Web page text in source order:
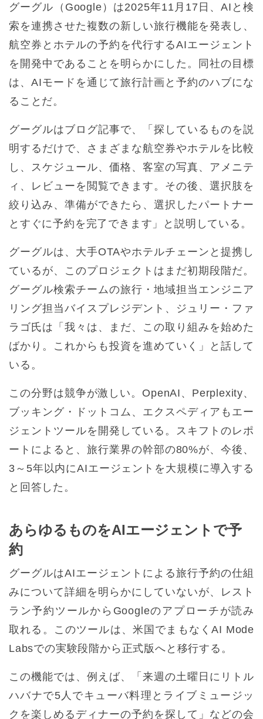
グーグル（Google）は2025年11月17日、AIと検
索を連携させた複数の新しい旅行機能を発表し、
航空券とホテルの予約を代行するAIエージェント
を開発中であることを明らかにした。同社の目標
は、AIモードを通じて旅行計画と予約のハブにな
ることだ。
グーグルはブログ記事で、「探しているものを説
明するだけで、さまざまな航空券やホテルを比較
し、スケジュール、価格、客室の写真、アメニテ
ィ、レビューを閲覧できます。その後、選択肢を
絞り込み、準備ができたら、選択したパートナー
とすぐに予約を完了できます」と説明している。
グーグルは、大手OTAやホテルチェーンと提携し
ているが、このプロジェクトはまだ初期段階だ。
グーグル検索チームの旅行・地域担当エンジニア
リング担当バイスプレジデント、ジュリー・ファ
ラゴ氏は「我々は、まだ、この取り組みを始めた
ばかり。これからも投資を進めていく」と話して
いる。
この分野は競争が激しい。OpenAI、Perplexity、
ブッキング・ドットコム、エクスペディアもエー
ジェントツールを開発している。スキフトのレポ
ートによると、旅行業界の幹部の80%が、今後、
3～5年以内にAIエージェントを大規模に導入する
と回答した。
あらゆるものをAIエージェントで予
約
グーグルはAIエージェントによる旅行予約の仕組
みについて詳細を明らかにしていないが、レスト
ラン予約ツールからGoogleのアプローチが読み
取れる。このツールは、米国でまもなくAI Mode
Labsでの実験段階から正式版へと移行する。
この機能では、例えば、「来週の土曜日にリトル
ハバナで5人でキューバ料理とライブミュージッ
クを楽しめるディナーの予約を探して」などの会